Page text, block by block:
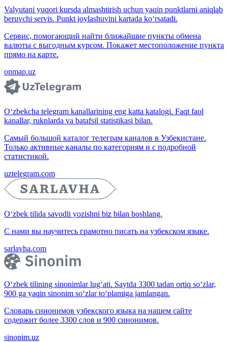
Valyutani yuqori kursda almashtirish uchun yaqin punktlarni aniqlab
beruvchi servis. Punkt joylashuvini kartada ko‘rsatadi.
Сервис, помогающий найти ближайшие пункты обмена
валюты с выгодным курсом. Покажет местоположение пункта
прямо на карте.
onmap.uz
O‘zbekcha telegram kanallarining eng katta katalogi. Faqt faol
kanallar, ruknlarda va batafsil statistikasi bilan.
Самый большой каталог телеграм каналов в Узбекистане.
Только активные каналы по категориям и с подробной
статистикой.
uztelegram.com
O‘zbek tilida savodli yozishni biz bilan boshlang.
С нами вы научитесь грамотно писать на узбекском языке.
sarlavha.com
O‘zbek tilining sinonimlar lug‘ati. Saytda 3300 tadan ortiq so‘zlar,
900 ga yaqin sinonim so‘zlar to‘plamiga jamlangan.
Словарь синонимов узбекского языка на нашем сайте
содержит более 3300 слов и 900 синонимов.
sinonim.uz